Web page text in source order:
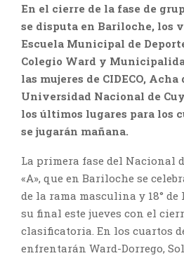
En el cierre de la fase de
se disputa en Bariloche, los
Escuela Municipal de
Colegio Ward y
las mujeres de CIDECO,
Universidad Nacional de
los últimos lugares para los
se jugarán mañana.
La primera fase del Nacional
«A», que en Bariloche se
de la rama masculina y 18°
su final este jueves con el
clasificatoria. En los cuartos
enfrentarán Ward-Dorrego,